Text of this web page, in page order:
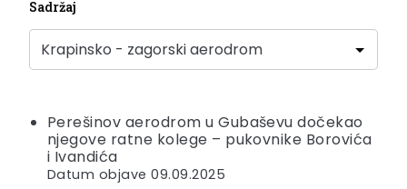
Sadržaj
Perešinov aerodrom u Gubaševu dočekao
njegove ratne kolege – pukovnike Borovića
i Ivandića
Datum objave 09.09.2025